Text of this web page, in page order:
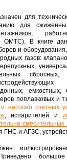
для
для
ОМТС). В книге
и
газов:
сбросных,
емкостных,
поплавковых и
насосно счетных
, испарителей и
ГНС и АГЗС,